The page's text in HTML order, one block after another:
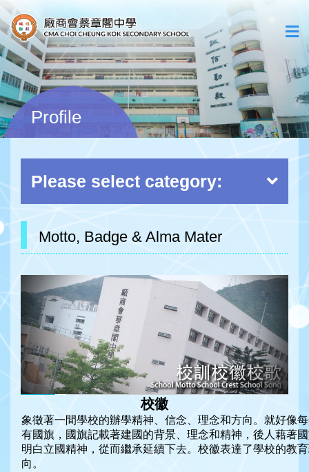
Profile
Please select category:
Motto, Badge & Alma Mater
校徽
象徵著一間學校的辦學精神、信念、理念和方向。就好像
有國旗，國旗記載著建國的背景、理念和精神，後人藉著
明白立國精神，從而繼承延續下去。校徽表達了學校的教
向。